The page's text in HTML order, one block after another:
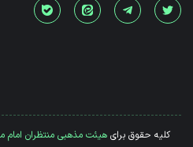
کلیه حقوق برایهیئت مذهبی منتظران امام